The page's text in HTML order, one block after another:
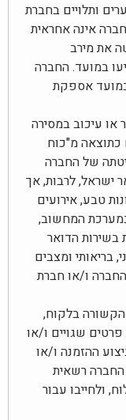
ותלויים בחברת
אינה אחראית
את מירב
במועד. החברה
אספקת
או עיכוב במסירה
כתוצאה מ"כוח
של החברה
ישראל, לרבות, אך
טבע, אירועים
המחשוב,
בשירות הדואר
בריאותי ומצבים
ו/או חברת
בלקוח,
שגויים ו/או
ההזמנה ו/או
רשאית
ולחייבו עבור